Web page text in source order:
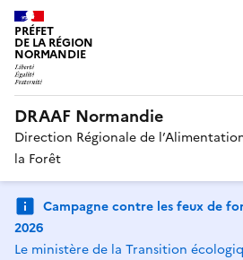
PRÉFET
DE LA RÉGION
NORMANDIE
DRAAF Normandie
Direction Régionale de
la Forêt
Campagne contre les feux de
2026
Le ministère de la Transition